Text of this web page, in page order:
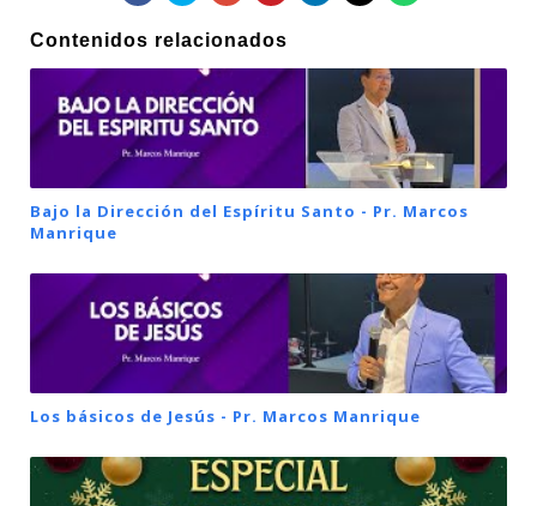
Contenidos relacionados
Bajo la Dirección del Espíritu Santo - Pr. Marcos
Manrique
Los básicos de Jesús - Pr. Marcos Manrique